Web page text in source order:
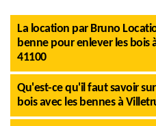
La location par Bruno
benne pour enlever les bois
41100
Qu'est-ce qu'il faut savoir
bois avec les bennes à